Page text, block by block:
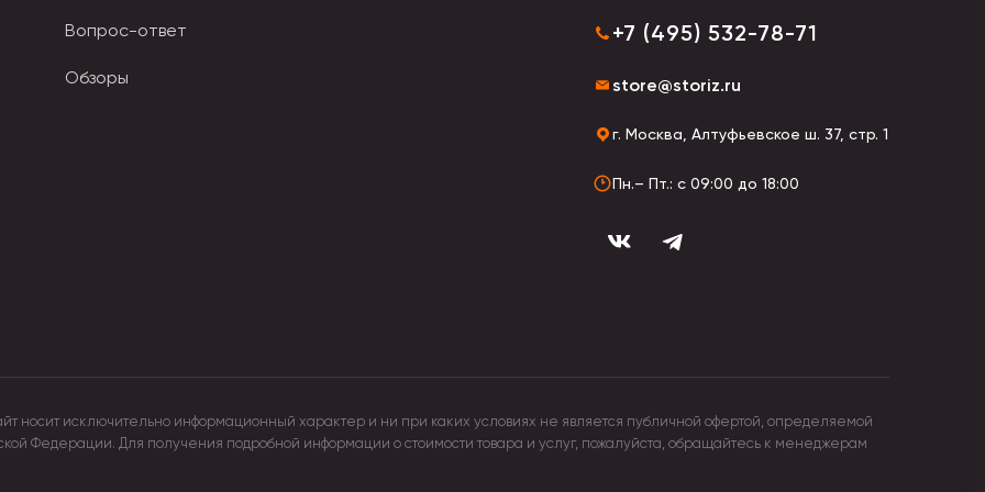
до кастомных дизайнов
оригинальный арт.
на каждой стороне.
заказов — для мероприятий и корпоративных коллекций.
устойчивы к износу, не теряют цвет при стирке и поставляются в защитной упаковке, удобной для
Вопрос-ответ
Обзоры
+7 (495) 532-78-71
store@storiz.ru
г. Москва, Алтуфьевское ш. 37, стр. 1
Пн.– Пт.: с 09:00 до 18:00
носит исключительно информационный характер и ни при каких условиях не является публичной офертой, определяемой
Федерации. Для получения подробной информации о стоимости товара и услуг, пожалуйста, обращайтесь к менеджерам